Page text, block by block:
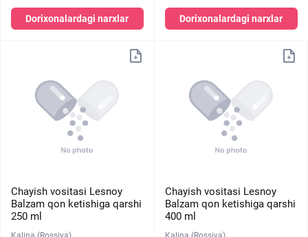
Dorixonalardagi narxlar Dorixonalardagi narxlar
Chayish vositasi ​​Lesnoy
Balzam qon ketishiga qarshi
250 ml
Chayish vositasi ​​Lesnoy
Balzam qon ketishiga qarshi
400 ml